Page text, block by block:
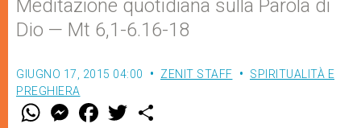
Meditazione quotidiana sulla Parola di
Dio — Mt 6,1-6.16-18
GIUGNO 17, 2015 04:00 ZENIT STAFF
SPIRITUALITÀ E
PREGHIERA
W M
e
F
a w